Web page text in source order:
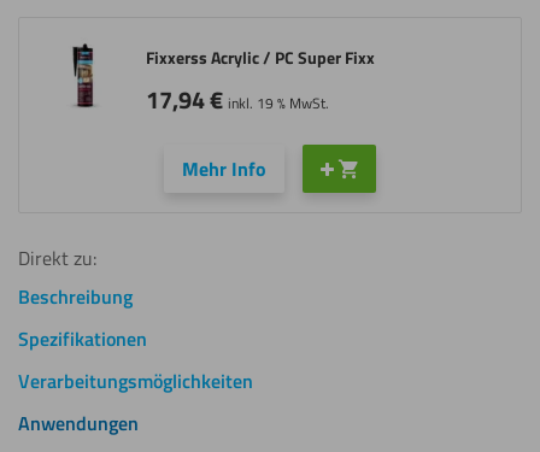
Mehr Info
Fixxerss Acrylic / PC Super Fixx
17,94€ inkl. 19 % MwSt.
Direkt zu:
Beschreibung
Spezifikationen
Verarbeitungsmöglichkeiten
Anwendungen